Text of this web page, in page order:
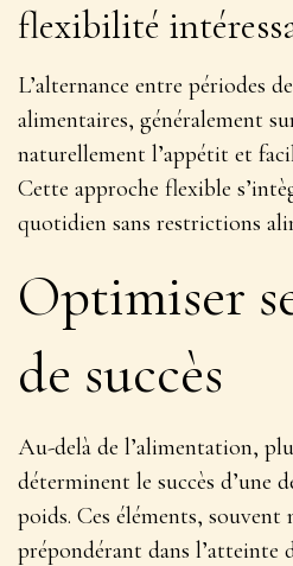
flexibilité
L’alternance entre périodes
alimentaires, généralement
naturellement l’appétit et
Cette approche flexible
quotidien sans restrictions
Optimiser
de succès
Au-delà de l’alimentation,
déterminent le succès d’une
poids. Ces éléments,
prépondérant dans l’atteinte